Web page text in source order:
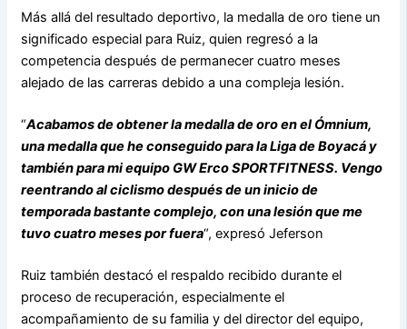
Más allá del resultado deportivo, la medalla de oro tiene un
significado especial para Ruiz, quien regresó a la
competencia después de permanecer cuatro meses
alejado de las carreras debido a una compleja lesión.
“Acabamos de obtener la medalla de oro en el Ómnium,
una medalla que he conseguido para la Liga de Boyacá y
también para mi equipo GW Erco SPORTFITNESS. Vengo
reentrando al ciclismo después de un inicio de
temporada bastante complejo, con una lesión que me
tuvo cuatro meses por fuera“, expresó Jeferson
Ruiz también destacó el respaldo recibido durante el
proceso de recuperación, especialmente el
acompañamiento de su familia y del director del equipo,